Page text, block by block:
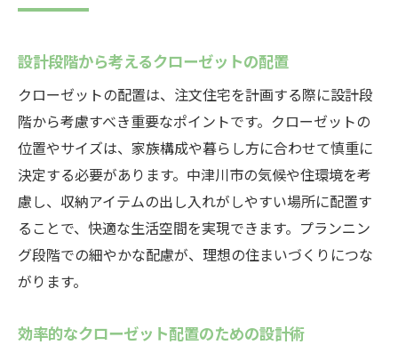
設計段階から考えるクローゼットの配置
クローゼットの配置は、注文住宅を計画する際に設計段
階から考慮すべき重要なポイントです。クローゼットの
位置やサイズは、家族構成や暮らし方に合わせて慎重に
決定する必要があります。中津川市の気候や住環境を考
慮し、収納アイテムの出し入れがしやすい場所に配置す
ることで、快適な生活空間を実現できます。プランニン
グ段階での細やかな配慮が、理想の住まいづくりにつな
がります。
効率的なクローゼット配置のための設計術